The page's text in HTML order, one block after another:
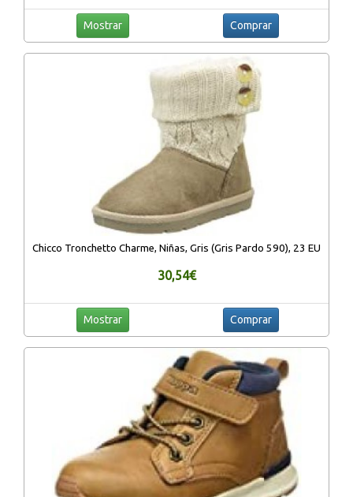
Mostrar Comprar
Chicco Tronchetto Charme, Niñas, Gris (Gris Pardo 590), 23 EU
30,54€
Mostrar Comprar